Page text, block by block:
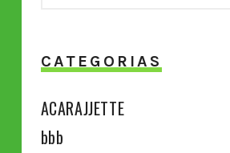
CATEGORIAS
ACARAJJETTE
bbb